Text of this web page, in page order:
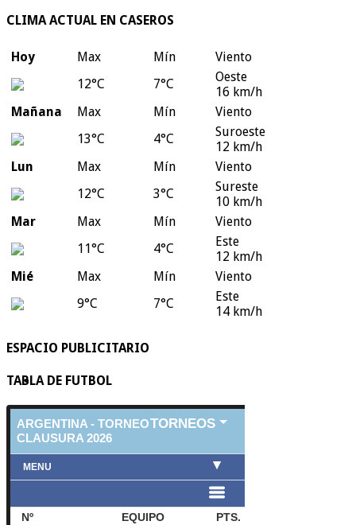
CLIMA ACTUAL EN CASEROS
Hoy Max Mín
Viento
12°C
7°C
Oeste
16 km/h
Mañana
Max Mín
Viento
13°C
4°C
Suroeste
12 km/h
Lun
Max Mín
Viento
12°C
3°C
Sureste
10 km/h
Mar
Max Mín
Viento
11°C
4°C
Este
12 km/h
Mié
Max Mín
Viento
9°C
7°C
Este
14 km/h
ESPACIO PUBLICITARIO
TABLA DE FUTBOL